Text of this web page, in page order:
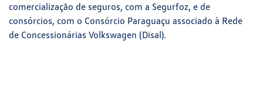
comercialização de seguros, com a Segurfoz, e de
consórcios, com o Consórcio Paraguaçu associado à Rede
de Concessionárias Volkswagen (Disal).